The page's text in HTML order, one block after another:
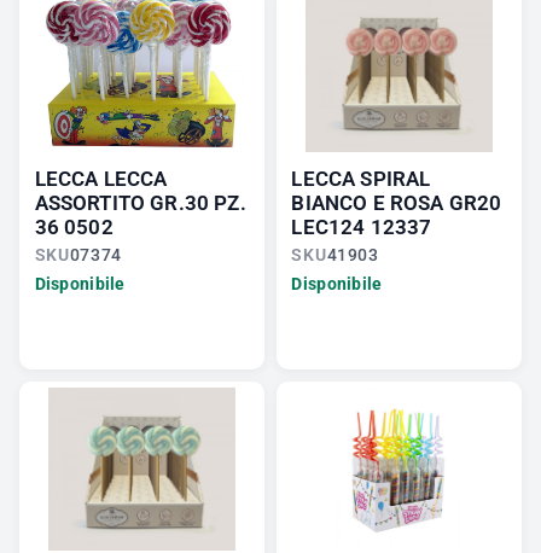
LECCA LECCA
ASSORTITO GR.30 PZ.
36 0502
SKU07374
Disponibile
LECCA SPIRAL
BIANCO E ROSA GR20
LEC124 12337
SKU41903
Disponibile